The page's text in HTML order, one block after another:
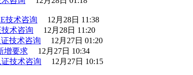
技术咨询
12月28日 11:38
术咨询
12月28日 11:20
技术咨询
12月27日 01:20
增要求
12月27日 10:34
技术咨询
12月27日 10:15